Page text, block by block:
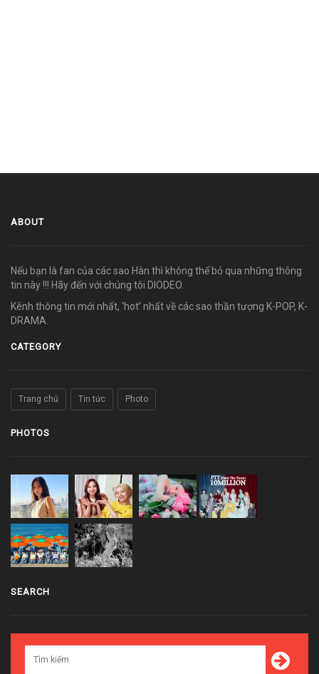
ABOUT
Nếu bạn là fan của các sao Hàn thì không thể bỏ qua những thông
tin này !!! Hãy đến với chúng tôi DIODEO.
Kênh thông tin mới nhất, ‘hot’ nhất về các sao thần tượng K-POP, K-
DRAMA.
CATEGORY
Trang chủ Tin tức Photo
PHOTOS
SEARCH